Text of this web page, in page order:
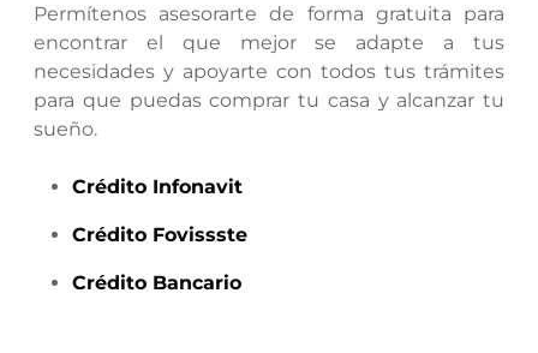
Permítenos asesorarte de forma gratuita para
encontrar el que mejor se adapte a tus
necesidades y apoyarte con todos tus trámites
para que puedas comprar tu casa y alcanzar tu
sueño.
Crédito Infonavit
Crédito Fovissste
Crédito Bancario